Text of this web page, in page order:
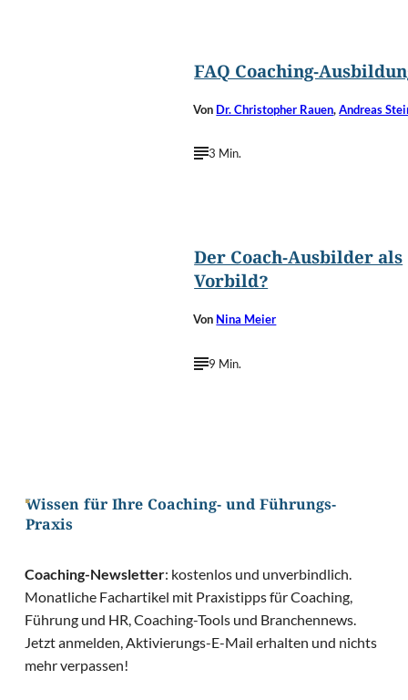
FAQ Coaching-
Von Dr. Christopher Rauen,Andreas
3 Min.
Der Coach-Ausbilder als
Vorbild?
Von Nina Meier
9 Min.
Wissen für Ihre Coaching- und Führungs-
Praxis
Coaching-Newsletter: kostenlos und unverbindlich.
Monatliche Fachartikel mit Praxistipps für Coaching,
Führung und HR, Coaching-Tools und Branchennews.
Jetzt anmelden, Aktivierungs-E-Mail erhalten und nichts
mehr verpassen!